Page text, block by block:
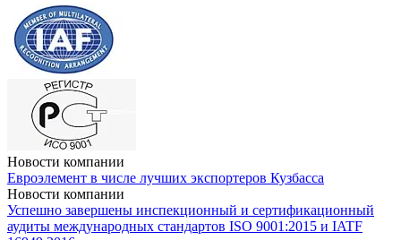
Новости компании
Евроэлемент в числе лучших экспортеров Кузбасса
Новости компании
Успешно завершены инспекционный и сертификационный
аудиты международных стандартов ISO 9001:2015 и IATF